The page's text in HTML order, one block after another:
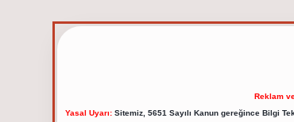
Reklam
Yasal Uyarı:Sitemiz, 5651 Sayılı Kanun gereğince Bilgi